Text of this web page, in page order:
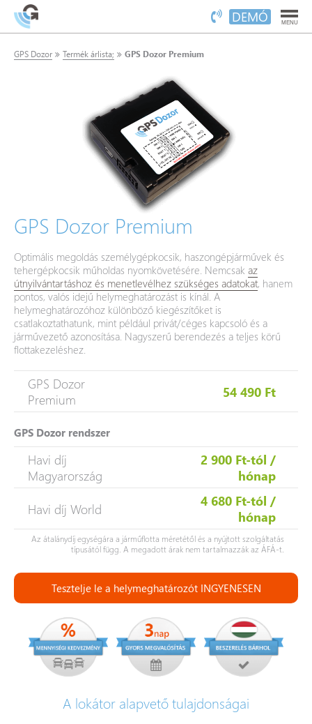
DEMÓ MENU
GPS Dozor Termék árlista; GPS Dozor Premium
GPS Dozor Premium
Optimális megoldás személygépkocsik, haszongépjárművek és
tehergépkocsik műholdas nyomkövetésére. Nemcsak az
útnyilvántartáshoz és menetlevélhez szükséges adatokat, hanem
pontos, valós idejű helymeghatározást is kínál. A
helymeghatározóhoz különböző kiegészítőket is
csatlakoztathatunk, mint például privát/céges kapcsoló és a
járművezető azonosítása. Nagyszerű berendezés a teljes körű
flottakezeléshez.
GPS Dozor
Premium
54 490 Ft
GPS Dozor rendszer
Havi díj
Magyarország
2 900 Ft-tól /
hónap
Havi díj World
4 680 Ft-tól /
hónap
Az átalánydíj egységára a járműflotta méretétől és a nyújtott szolgáltatás
típusától függ. A megadott árak nem tartalmazzák az ÁFÁ-t.
Tesztelje le a helymeghatározót INGYENESEN
A lokátor alapvető tulajdonságai